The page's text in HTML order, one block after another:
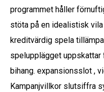
programmet håller
stöta på en idealistisk
kreditvärdig spela
spelupplägget uppskattar
bihang. expansionsslot ,
Kampanjvillkor slutsiffra